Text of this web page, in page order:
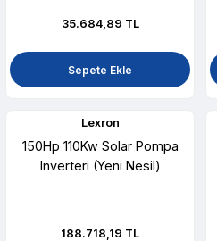
35.684,89 TL
Sepete Ekle
Lexron
150Hp 110Kw Solar Pompa
Inverteri (Yeni Nesil)
188.718,19 TL